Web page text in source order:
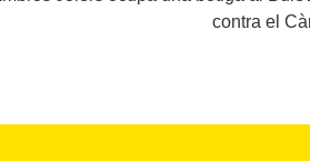
contra el